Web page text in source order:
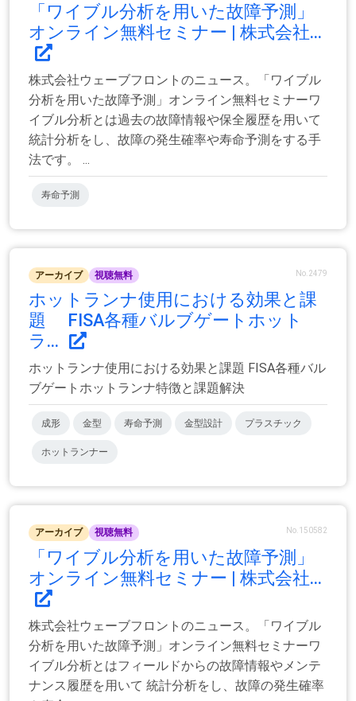
「ワイブル分析を用いた故障予測」
オンライン無料セミナー | 株式会社...
株式会社ウェーブフロントのニュース。「ワイブル
分析を用いた故障予測」オンライン無料セミナーワ
イブル分析とは過去の故障情報や保全履歴を用いて
統計分析をし、故障の発生確率や寿命予測をする手
法です。 ...
寿命予測
アーカイブ 視聴無料 No.2479
ホットランナ使用における効果と課
題 FISA各種バルブゲートホット
ラ...
ホットランナ使用における効果と課題 FISA各種バル
ブゲートホットランナ特徴と課題解決
成形 金型 寿命予測 金型設計 プラスチック
ホットランナー
アーカイブ 視聴無料 No.150582
「ワイブル分析を用いた故障予測」
オンライン無料セミナー | 株式会社...
株式会社ウェーブフロントのニュース。「ワイブル
分析を用いた故障予測」オンライン無料セミナーワ
イブル分析とはフィールドからの故障情報やメンテ
ナンス履歴を用いて 統計分析をし、故障の発生確率